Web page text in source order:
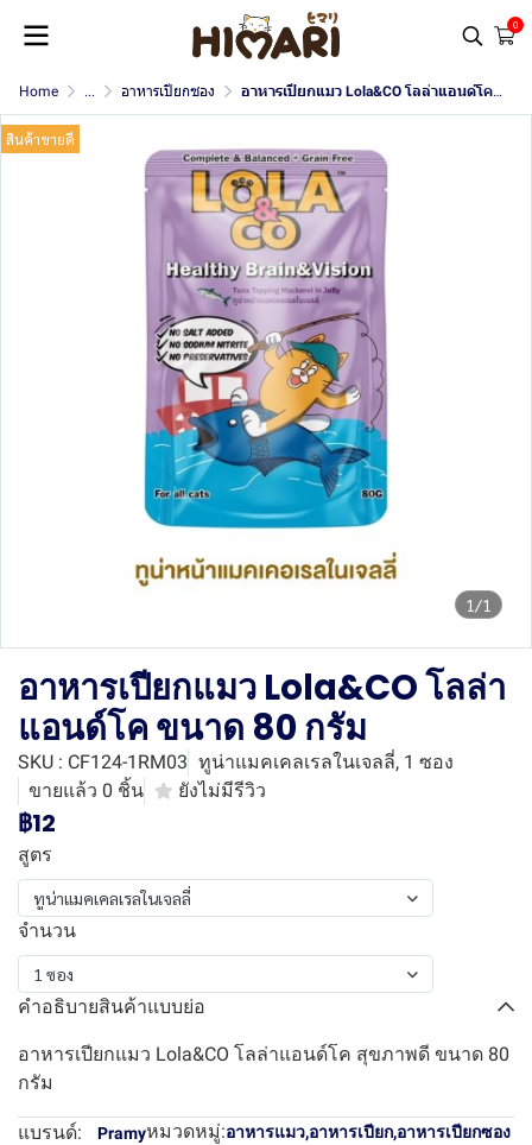
0
Home ... อาหารเปียกซอง อาหารเปียกแมว Lola&CO โลล่าแอนด์โค ขนาด 80 กรัม
1/1
สินค้าขายดี
อาหารเปียกแมว Lola&CO โลล่า
แอนด์โค ขนาด 80 กรัม
SKU : CF124-1RM03 ทูน่าแมคเคลเรลในเจลลี่, 1 ซอง
ขายแล้ว 0 ชิ้น
ยังไม่มีรีวิว
฿12
สูตร
ทูน่าแมคเคลเรลในเจลลี่
จำนวน
1 ซอง
คำอธิบายสินค้าแบบย่อ
อาหารเปียกแมว Lola&CO โลล่าแอนด์โค สุขภาพดี ขนาด 80
กรัม
แบรนด์: Pramyหมวดหมู่:อาหารแมว,อาหารเปียก,อาหารเปียกซอง